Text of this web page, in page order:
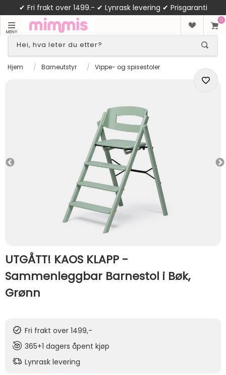
✔ Fri frakt over 1499.- ✔ Lynrask levering ✔ Prisgaranti
MENY
0
Hjem / Barneutstyr / Vippe- og spisestoler
UTGÅTT! KAOS KLAPP -
Sammenleggbar Barnestol i Bøk,
Grønn
Fri frakt over 1499,-
365+1 dagers åpent kjøp
Lynrask levering